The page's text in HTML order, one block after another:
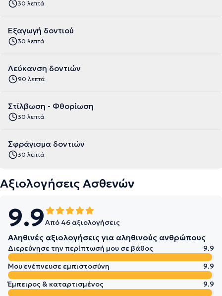
30 λεπτά
Εξαγωγή δοντιού
30 λεπτά
Λεύκανση δοντιών
90 λεπτά
Στίλβωση - Φθορίωση
30 λεπτά
Σφράγισμα δοντιών
30 λεπτά
Αξιολογήσεις Ασθενών
9.9Από 46 αξιολογήσεις
Αληθινές αξιολογήσεις για αληθινούς ανθρώπους
Διερεύνησε την περίπτωσή μου σε βάθος
9.9
Μου ενέπνευσε εμπιστοσύνη
9.9
Έμπειρος & καταρτισμένος
9.9